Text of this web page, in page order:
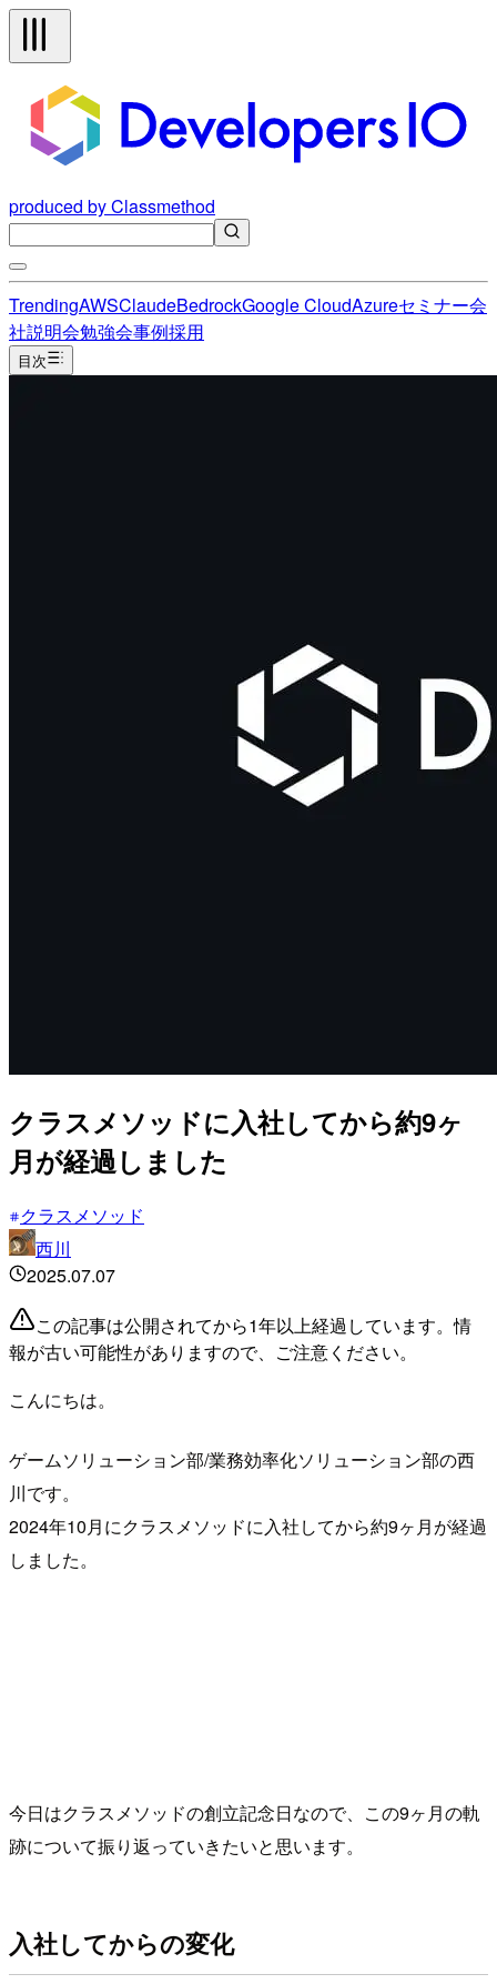
produced by Classmethod
TrendingAWSClaudeBedrockGoogle CloudAzureセミナー会
社説明会勉強会事例採用
目次
クラスメソッドに入社してから約9ヶ
月が経過しました
クラスメソッド
西川
2025.07.07
この記事は公開されてから1年以上経過しています。情
報が古い可能性がありますので、ご注意ください。
こんにちは。
ゲームソリューション部/業務効率化ソリューション部の西
川です。
2024年10月にクラスメソッドに入社してから約9ヶ月が経過
しました。
今日はクラスメソッドの創立記念日なので、この9ヶ月の軌
跡について振り返っていきたいと思います。
入社してからの変化